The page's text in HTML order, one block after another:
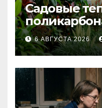
Садовые
и 6 мм
6 АВГУСТА 2026